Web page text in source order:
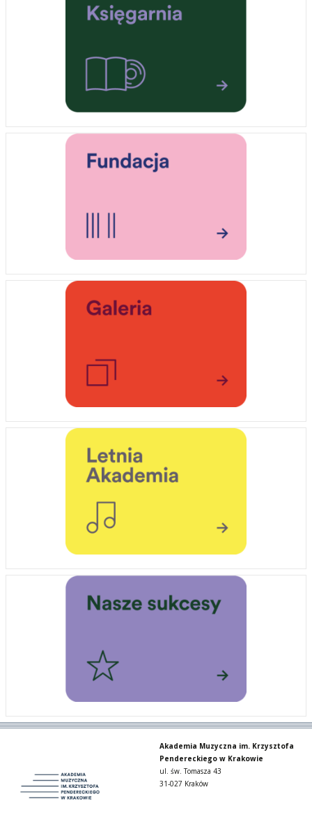
Akademia Muzyczna im. Krzysztofa
Pendereckiego w Krakowie
ul. św. Tomasza 43
31-027 Kraków